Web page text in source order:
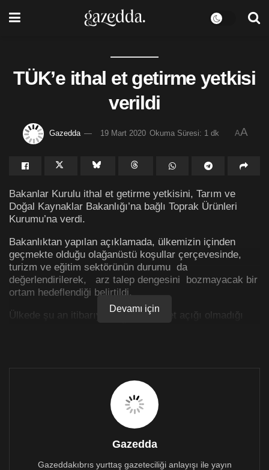
TÜK’e ithal et getirme yetkisi
verildi
Gazedda 19 Mart 2020 Okuma Süresi: 1 dk AA
Bakanlar Kurulu ithal et getirme yetkisini, Tarım ve
Doğal Kaynaklar Bakanlığı’na bağlı Toprak Ürünleri
Kurumu’na verdi.
Bakanlıktan yapılan açıklamada, ülkemizin içinden
geçmekte olduğu olağanüstü koşullar çerçevesinde,
turizm ve eğitim sektörünün durumu da
değerlendirilerek, arz talep dengesini bozmayacak bir
ortam hedeflendiği belirtildi.
Ülkede şu an itibarıyla herhangi bir et açığı olmadığı
gerekeni yapacağı kaydedildi.
Devamı için
Gazedda
Gazeddakıbrıs yurttaş gazeteciliği anlayışı ile yayın